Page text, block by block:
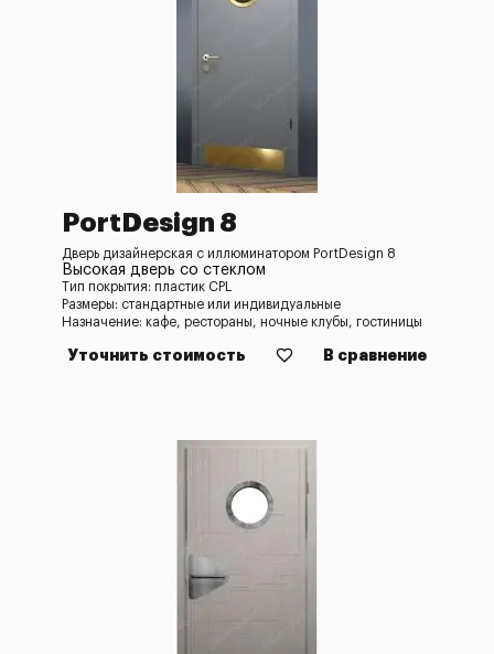
PortDesign 8
Дверь дизайнерская с иллюминатором PortDesign 8
Высокая дверь со стеклом
Тип покрытия: пластик CPL
Размеры: стандартные или индивидуальные
Назначение: кафе, рестораны, ночные клубы, гостиницы
Уточнить стоимость В сравнение